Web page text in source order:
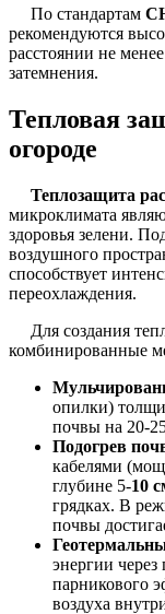
По стандартам
рекомендуются
расстоянии не
затемнения.
Тепловая
огороде
Теплозащита
микроклимата
здоровья зелени.
воздушного
способствует
переохлаждения.
Для создания
комбинированные
опилки)
почвы на 20-
Подогрев
кабелями
глубине 5-10
грядках. В
почвы
энергии
парникового
воздуха